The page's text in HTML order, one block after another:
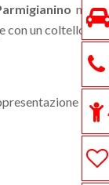
nel
con un coltello.
di